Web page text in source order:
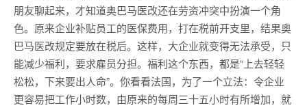
朋友聊起来，才知道奥巴马医改还在劳资冲突中扮演一个角
色。原来企业补贴员工的医保费用，打在税前开支里，结果奥
巴马医改规定要放在税后。这样，大企业就变得无法承受，只
能减少福利，要求雇员分担。福利这个东西，都是“上去轻轻
松松，下来要出人命”。你看看法国，为了一个立法：令企业
更容易把工作小时数，由原来的每周三十五小时有所增加，就